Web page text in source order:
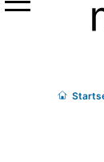
Menü
Start